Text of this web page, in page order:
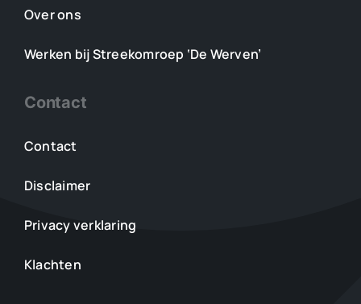
Over ons
Werken bij Streekomroep ‘De Werven’
Contact
Contact
Disclaimer
Privacy verklaring
Klachten